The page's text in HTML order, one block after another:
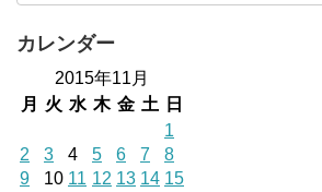
カレンダー
2015年11月
月
火 水 木 金 土
日
1
2
3 4 5 6 7
8
9
10 11 12 13 14 15